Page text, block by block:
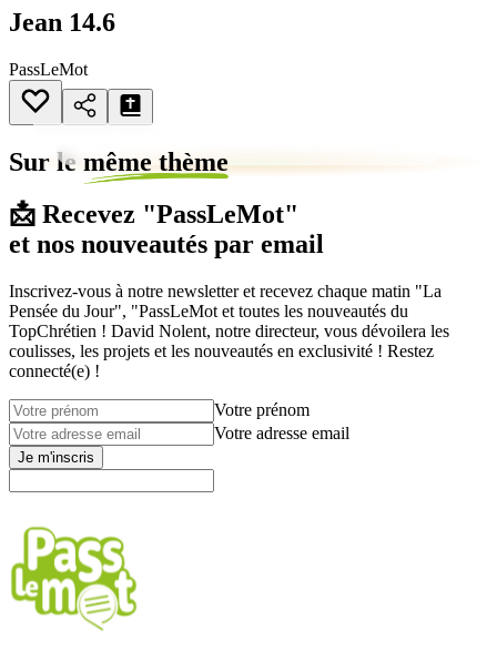
Jean 14.6
PassLeMot
Sur le même thème
📩 Recevez "PassLeMot"
et nos nouveautés par email
Inscrivez-vous à notre newsletter et recevez chaque matin "La
Pensée du Jour", "PassLeMot et toutes les nouveautés du
TopChrétien ! David Nolent, notre directeur, vous dévoilera les
coulisses, les projets et les nouveautés en exclusivité ! Restez
connecté(e) !
Votre prénom
Votre adresse email
Je m'inscris